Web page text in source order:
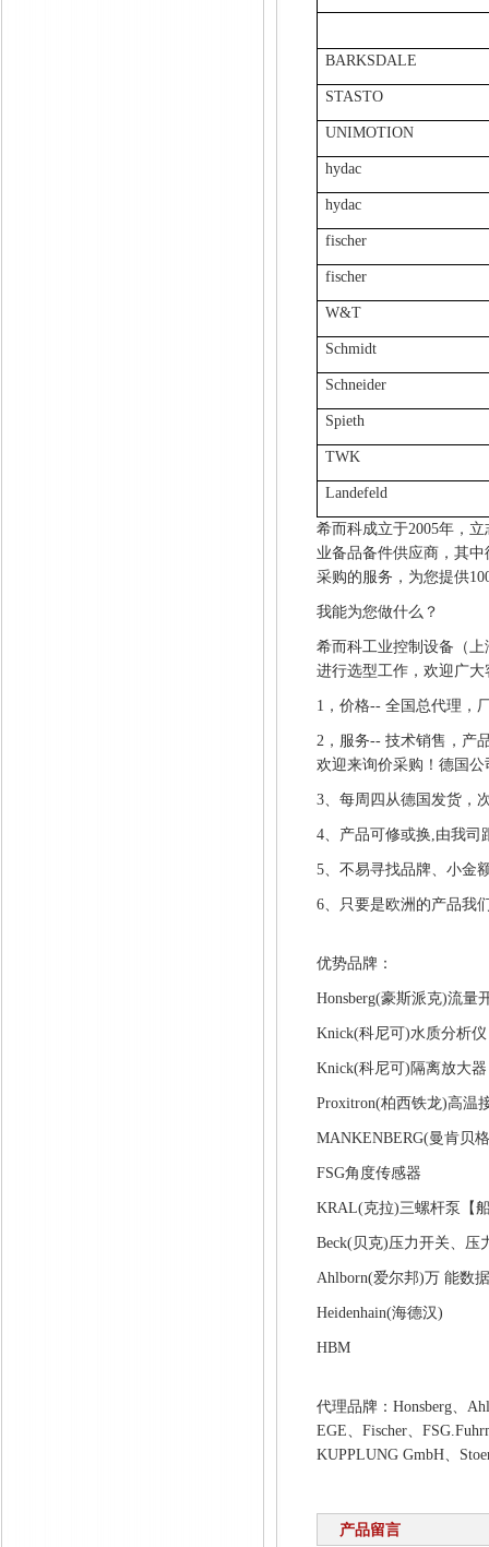
BARKSDALE
STASTO
UNIMOTION
hydac
hydac
fischer
fischer
W&T
Schmidt
Schneider
Spieth
TWK
Landefeld
希而科成立于2005年，
业备品备件供应商，其
采购的服务，为您提供
我能为您做什么？
希而科工业控制设备（
进行选型工作，欢迎广
1，价格-- 全国总代理，
2，服务-- 技术销售，产
欢迎来询价采购！德国
3、每周四从德国发货，
4、产品可修或换,由我司
5、不易寻找品牌、小金
6、只要是欧洲的产品我
优势品牌：
Honsberg(豪斯派克)流量
Knick(科尼可)水质分析
Knick(科尼可)隔离放大
Proxitron(柏西铁龙)高温
MANKENBERG(曼肯贝
FSG角度传感器
KRAL(克拉)三螺杆泵【
Beck(贝克)压力开关、压
Ahlborn(爱尔邦)万 能数
Heidenhain(海德汉)
HBM
代理品牌：Honsberg、
EGE、Fischer、
KUPPLUNG GmbH、
产品留言